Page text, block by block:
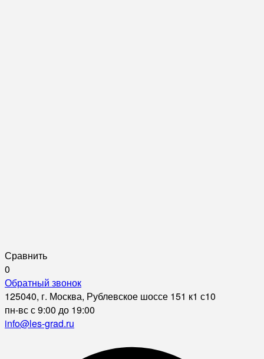
Сравнить
0
Обратный звонок
125040, г. Москва, Рублевское шоссе 151 к1 с10
пн-вс с 9:00 до 19:00
info@les-grad.ru